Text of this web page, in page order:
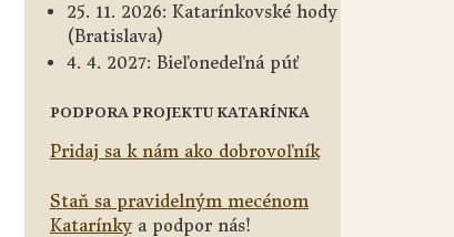
25. 11. 2026: Katarínkovské hody
(Bratislava)
4. 4. 2027: Bieľonedeľná púť
PODPORA PROJEKTU KATARÍNKA
Pridaj sa k nám ako dobrovoľník
Staň sa pravidelným mecénom
Katarínkya podpor nás!